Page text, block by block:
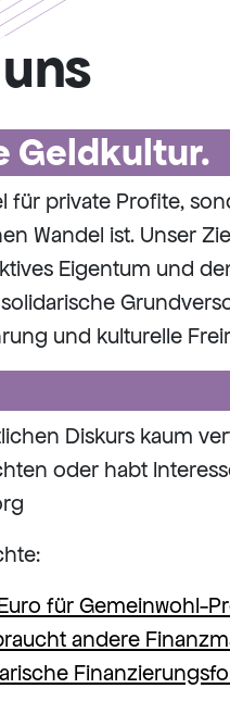
Geldkultur.
für private Profite,
Wandel ist. Unser
Eigentum und
und kulturelle
Diskurs kaum
oder habt
für Gemeinwohl-
andere